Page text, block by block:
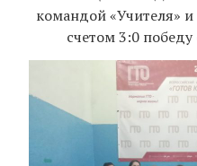
командой «Учителя»
счетом 3:0